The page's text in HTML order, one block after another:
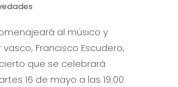
al músico y
Francisco Escudero,
que se celebrará
16 de mayo a las 19:00